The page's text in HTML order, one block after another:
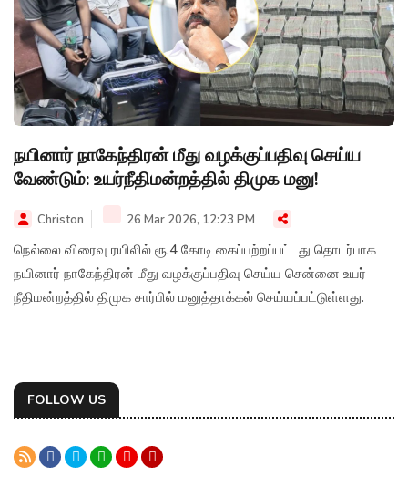
நயினார் நாகேந்திரன் மீது வழக்குப்பதிவு செய்ய
வேண்டும்: உயர்நீதிமன்றத்தில் திமுக மனு!
Christon 26 Mar 2026, 12:23 PM
நெல்லை விரைவு ரயிலில் ரூ.4 கோடி கைப்பற்றப்பட்டது தொடர்பாக
நயினார் நாகேந்திரன் மீது வழக்குப்பதிவு செய்ய சென்னை உயர்
நீதிமன்றத்தில் திமுக சார்பில் மனுத்தாக்கல் செய்யப்பட்டுள்ளது.
FOLLOW US